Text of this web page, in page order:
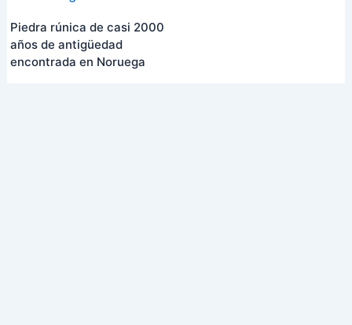
Piedra rúnica de casi 2000
años de antigüedad
encontrada en Noruega